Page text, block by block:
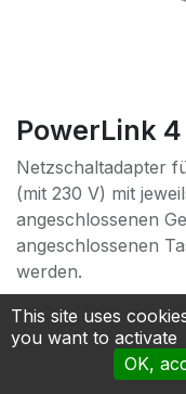
PowerLink 4
Netzschaltadapter
(mit 230 V) mit
angeschlossenen
angeschlossenen
werden.
365.83€
This site uses
you want to activate
OK,